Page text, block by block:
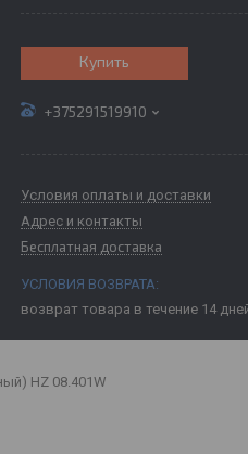
Купить
+375291519910
Условия оплаты и доставки
Адрес и контакты
Бесплатная доставка
возврат товара в течение 14
HZ 08.401W